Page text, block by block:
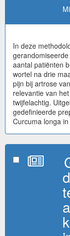
In deze
aantal patiënten
wortel na drie
pijn bij artrose
relevantie van
twijfelachtig.
gedefinieerde
Curcuma longa